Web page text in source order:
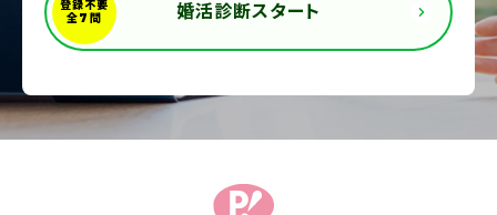
婚活診断スタート